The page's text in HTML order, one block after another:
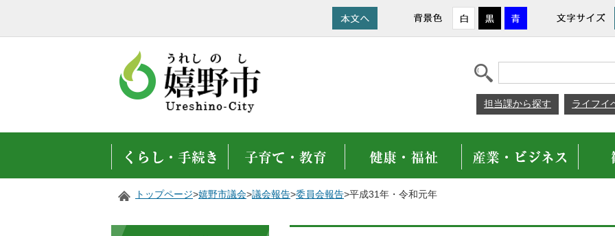
担当課から探す ライフイ
トップページ>嬉野市議会>議会報告>委員会報告>平成31年・令和元年